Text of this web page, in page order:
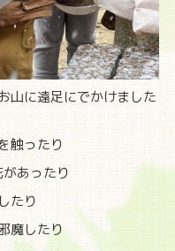
山に遠足にでかけました
触ったり
あったり
たり
魔したり